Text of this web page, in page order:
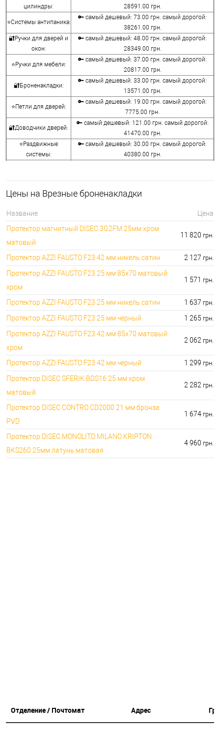
цилиндры:
28591.00 грн.
⭐Системы антипаника:
🔑 самый дешевый: 73.00 грн. самый дорогой:
38261.00 грн.
🔐Ручки для дверей и
окон:
🔑 самый дешевый: 48.00 грн. самый дорогой:
28349.00 грн.
⭐Ручки для мебели:
🔑 самый дешевый: 37.00 грн. самый дорогой:
20817.00 грн.
🔐Броненакладки:
🔑 самый дешевый: 33.00 грн. самый дорогой:
13571.00 грн.
⭐Петли для дверей:
🔑 самый дешевый: 19.00 грн. самый дорогой:
7775.00 грн.
🔐Доводчики дверей:
🔑 самый дешевый: 121.00 грн. самый дорогой:
41470.00 грн.
⭐Раздвижные
системы:
🔑 самый дешевый: 30.00 грн. самый дорогой:
40380.00 грн.
⭐Сейфы:
396000.00 грн.
🔐Домофоны:
⭐Сигнализация AJAX:
🔑 самый дешевый: грн. самый дорогой: грн.
Цены на Врезные броненакладки
Название
Цена
Протектор магнитный DISEC 3G2FM 25мм хром
матовый
11 820 грн.
Протектор AZZI FAUSTO F23 42 мм никель сатин 2 127 грн.
Протектор AZZI FAUSTO F23 25 мм 85x70 матовый
хром
1 571 грн.
Протектор AZZI FAUSTO F23 25 мм никель сатин 1 637 грн.
Протектор AZZI FAUSTO F23 25 мм черный 1 265 грн.
Протектор AZZI FAUSTO F23 42 мм 85x70 матовый
хром
2 062 грн.
Протектор AZZI FAUSTO F23 42 мм черный 1 299 грн.
Протектор DISEC SFERIK BDS16 25 мм хром
матовый
2 282 грн.
Протектор DISEC CONTRO CD2000 21 мм бронза
PVD
1 674 грн.
Протектор DISEC MONOLITO MILANO KRIPTON
BKS260 25мм латунь матовая
4 960 грн.
Отделение / Почтомат Адрес